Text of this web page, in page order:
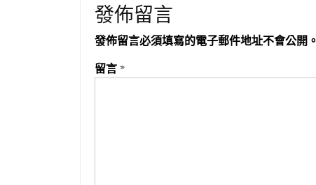
發佈留言
發佈留言必須填寫的電子郵件地址不會公開。
留言 *